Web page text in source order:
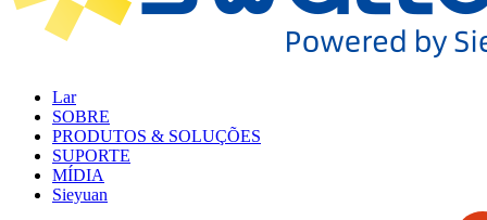
Lar
SOBRE
PRODUTOS & SOLUÇÕES
SUPORTE
MÍDIA
Sieyuan